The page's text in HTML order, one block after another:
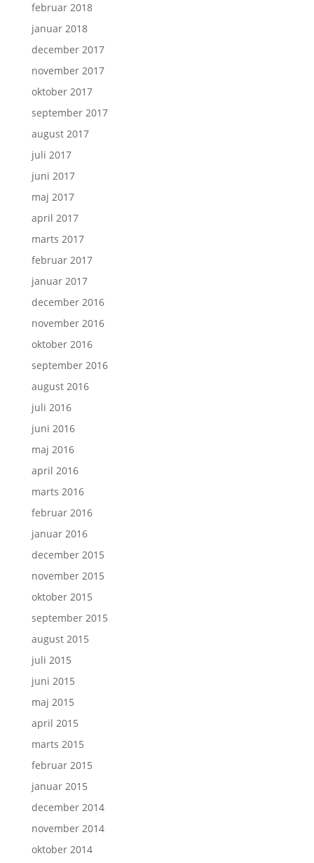
februar 2018
januar 2018
december 2017
november 2017
oktober 2017
september 2017
august 2017
juli 2017
juni 2017
maj 2017
april 2017
marts 2017
februar 2017
januar 2017
december 2016
november 2016
oktober 2016
september 2016
august 2016
juli 2016
juni 2016
maj 2016
april 2016
marts 2016
februar 2016
januar 2016
december 2015
november 2015
oktober 2015
september 2015
august 2015
juli 2015
juni 2015
maj 2015
april 2015
marts 2015
februar 2015
januar 2015
december 2014
november 2014
oktober 2014